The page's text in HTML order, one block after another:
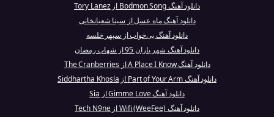
دانلود آهنگ Bodmon Song از Tory Lanez
دانلود آهنگ ماه عسل از سینا شعبانخانی
دانلود آهنگ بی‌خواب از سپهر خلسه
دانلود آهنگ شهر باران 95 از شهاب رمضان
دانلود آهنگ A Place I Know از The Cranberries
دانلود آهنگ Part of Your Arm از Siddhartha Khosla
دانلود آهنگ Gimme Love از Sia
دانلود آهنگ Wifi (WeeFee) از Tech N9ne